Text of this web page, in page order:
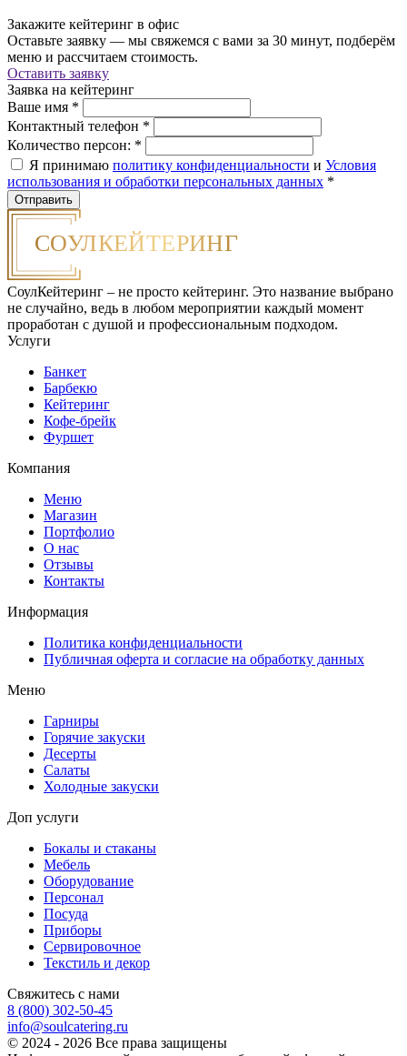
Закажите кейтеринг в офис
Оставьте заявку — мы свяжемся с вами за 30 минут, подберём
меню и рассчитаем стоимость.
Оставить заявку
Заявка на кейтеринг
Ваше имя *
Контактный телефон *
Количество персон: *
Я принимаю политику конфиденциальности и Условия
использования и обработки персональных данных *
СоулКейтеринг – не просто кейтеринг. Это название выбрано
не случайно, ведь в любом мероприятии каждый момент
проработан с душой и профессиональным подходом.
Услуги
Банкет
Барбекю
Кейтеринг
Кофе-брейк
Фуршет
Компания
Меню
Магазин
Портфолио
О нас
Отзывы
Контакты
Информация
Политика конфиденциальности
Публичная оферта и согласие на обработку данных
Меню
Гарниры
Горячие закуски
Десерты
Салаты
Холодные закуски
Доп услуги
Бокалы и стаканы
Мебель
Оборудование
Персонал
Посуда
Приборы
Сервировочное
Текстиль и декор
Свяжитесь с нами
8 (800) 302-50-45
info@soulcatering.ru
© 2024 - 2026 Все права защищены